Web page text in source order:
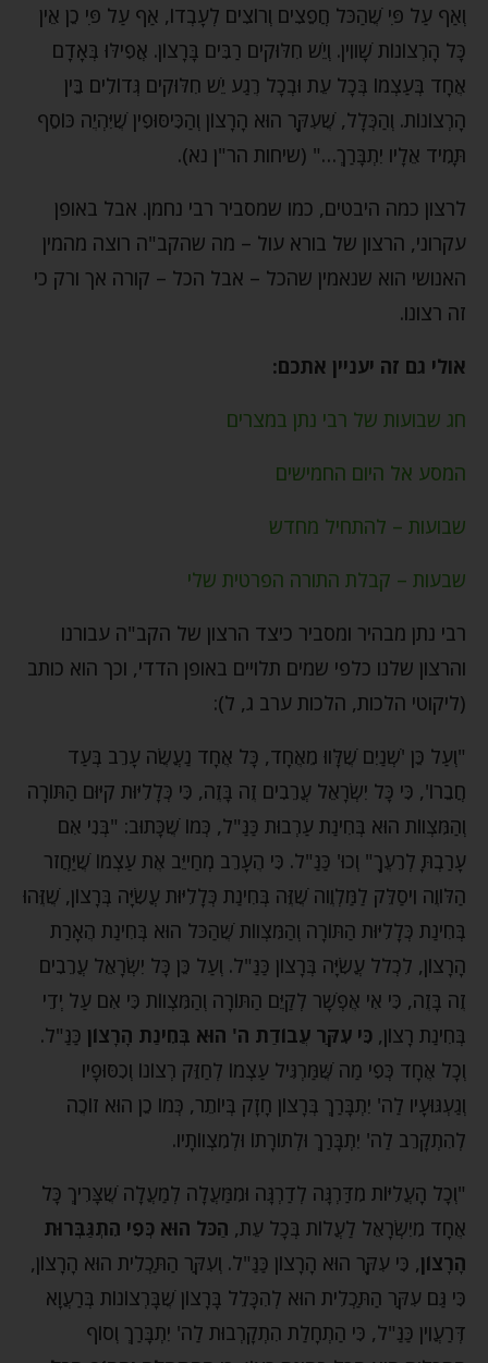
וְאַף עַל פִּי שֶׁהַכֹּל חֲפֵצִים וְרוֹצִים לְעָבְדוֹ, אַף עַל פִּי כֵן אֵין
כָּל הָרְצוֹנוֹת שָׁווִין. וְיֵשׁ חִלּוּקִים רַבִּים בָּרָצוֹן. אֲפִילּוּ בְּאָדָם
אֶחָד בְּעַצְמוֹ בְּכָל עֵת וּבְכָל רֶגַע יֵשׁ חִלּוּקִים גְּדוֹלִים בֵּין
הָרְצוֹנוֹת. וְהַכְּלָל, שֶׁעִקָּר הוּא הָרָצוֹן וְהַכִּיסּוּפִין שֶׁיִּהְיֶה כּוֹסֵף
תָּמִיד אֵלָיו יִתְבָּרַךְ…" (שיחות הר"ן נא).
לרצון כמה היבטים, כמו שמסביר רבי נחמן. אבל באופן
עקרוני, הרצון של בורא עול – מה שהקב"ה רוצה מהמין
האנושי הוא שנאמין שהכל – אבל הכל – קורה אך ורק כי
זה רצונו.
אולי גם זה יעניין אתכם:
חג שבועות של רבי נתן במצרים
המסע אל היום החמישים
שבועות – להתחיל מחדש
שבעות – קבלת התורה הפרטית שלי
רבי נתן מבהיר ומסביר כיצד הרצון של הקב"ה עבורנו
והרצון שלנו כלפי שמים תלויים באופן הדדי, וכך הוא כותב
(ליקוטי הלכות, הלכות ערב ג, ל):
"וְעַל כֵּן 'שְׁנַיִם שֶׁלָּווּ מֵאֶחָד, כָּל אֶחָד נַעֲשֶׂה עָרֵב בְּעַד
חֲבֵרוֹ', כִּי כָּל יִשְׂרָאֵל עֲרֵבִים זֶה בָּזֶה, כִּי כְּלָלִיּוּת קִיּוּם הַתּוֹרָה
וְהַמִּצְווֹת הוּא בְּחִינַת עַרְבוּת כַּנַּ"ל, כְּמוֹ שֶׁכָּתוּב: "בְּנִי אִם
עָרַבְתָּ לְרֵעֶךָ" וְכוּ' כַּנַּ"ל. כִּי הֶעָרֵב מְחַייֵּב אֶת עַצְמוֹ שֶׁיַּחֲזֹר
הַלּוֹוֶה וִיסַלֵּק לַמַּלְוֶוה שֶׁזֶּה בְּחִינַת כְּלָלִיּוּת עֲשִׂיָּה בְּרָצוֹן, שֶׁזֶּהוּ
בְּחִינַת כְּלָלִיּוּת הַתּוֹרָה וְהַמִּצְווֹת שֶׁהַכֹּל הוּא בְּחִינַת הֶאָרַת
הָרָצוֹן, לִכְלֹל עֲשִׂיָּה בְּרָצוֹן כַּנַּ"ל. וְעַל כֵּן כָּל יִשְׂרָאֵל עֲרֵבִים
זֶה בָּזֶה, כִּי אִי אֶפְשָׁר לְקַיֵּם הַתּוֹרָה וְהַמִּצְווֹת כִּי אִם עַל יְדֵי
בְּחִינַת רָצוֹן, כִּי עִקַּר עֲבוֹדַת ה' הוּא בְּחִינַת הָרָצוֹן כַּנַּ"ל.
וְכָל אֶחָד כְּפִי מַה שֶּׁמַּרְגִּיל עַצְמוֹ לְחַזֵּק רְצוֹנוֹ וְכִסּוּפָיו
וְגַעְגּוּעָיו לַה' יִתְבָּרַךְ בְּרָצוֹן חָזָק בְּיוֹתֵר, כְּמוֹ כֵן הוּא זוֹכֶה
לְהִתְקָרֵב לַה' יִתְבָּרַךְ וּלְתוֹרָתוֹ וּלְמִצְווֹתָיו.
"וְכָל הָעֲלִיּוֹת מִדַּרְגָּה לְדַרְגָּה וּמִמַּעֲלָה לְמַעֲלָה שֶׁצָּרִיךְ כָּל
אֶחָד מִיִשְׂרָאֵל לַעֲלוֹת בְּכָל עֵת, הַכֹּל הוּא כְּפִי הִתְגַּבְּרוּת
הָרָצוֹן, כִּי עִקָּר הוּא הָרָצוֹן כַּנַּ"ל. וְעִקַּר הַתַּכְלִית הוּא הָרָצוֹן,
כִּי גַּם עִקַּר הַתַּכְלִית הוּא לְהִכָּלֵל בָּרָצוֹן שֶׁבָּרְצוֹנוֹת בְּרַעֲוָא
דְּרַעֲוִין כַּנַּ"ל, כִּי הַתְחָלַת הִתְקָרְבוּת לַה' יִתְבָּרַךְ וְסוֹף